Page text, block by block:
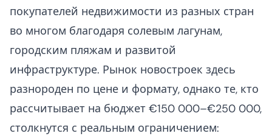
покупателей недвижимости из разных стран
во многом благодаря солевым лагунам,
городским пляжам и развитой
инфраструктуре. Рынок новостроек здесь
разнороден по цене и формату, однако те, кто
рассчитывает на бюджет €150 000–€250 000,
столкнутся с реальным ограничением: